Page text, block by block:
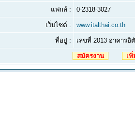
แฟกส์ : 0-2318-3027
เว็บไซต์ : www.italthai.co.th
ที่อยู่ : เลขที่ 2013 อาคาร
สมัครงาน เ